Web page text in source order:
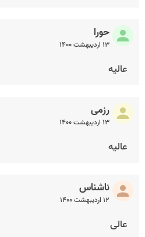
حورا
۱۳ اردیبهشت ۱۴۰۰
عالیه
رزمی
۱۳ اردیبهشت ۱۴۰۰
عالیه
ناشناس
۱۲ اردیبهشت ۱۴۰۰
عالی